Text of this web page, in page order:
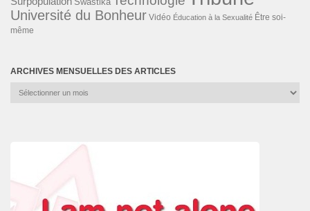
Université du Bonheur Vidéo Éducation à la Sexualité Être soi-
même
ARCHIVES MENSUELLES DES ARTICLES
Archives